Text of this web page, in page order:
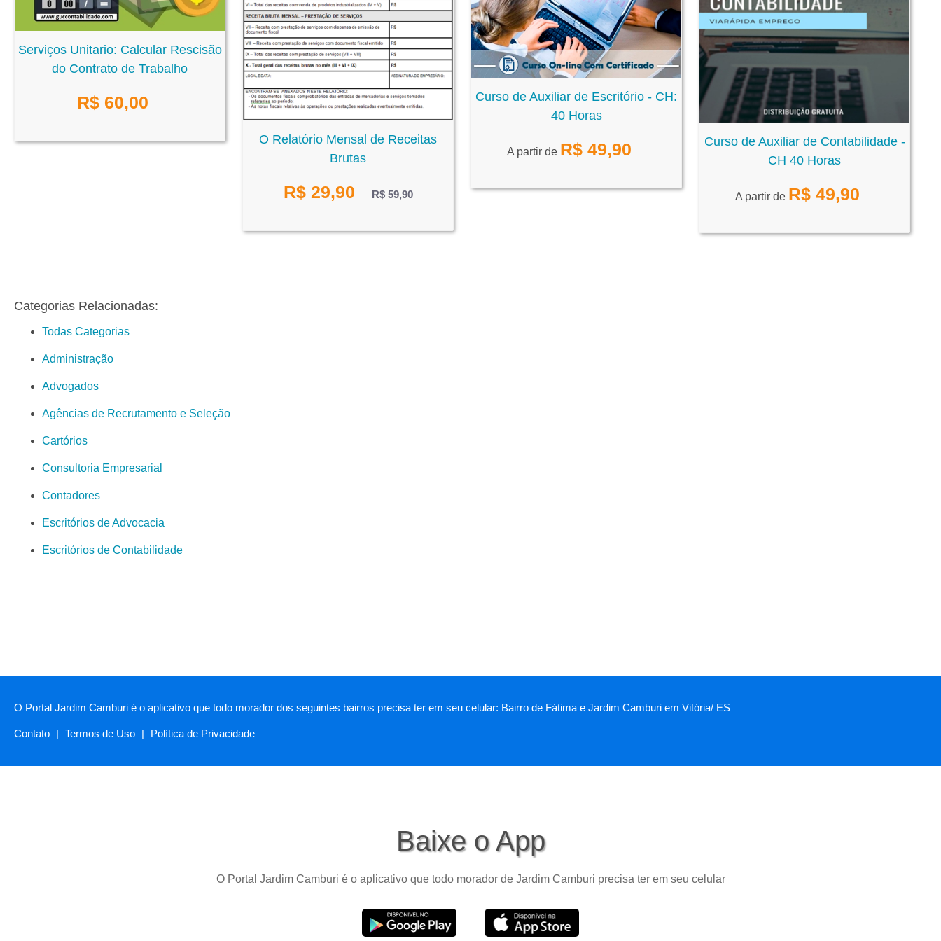
Serviços Unitario: Calcular Rescisão
do Contrato de Trabalho
R$ 60,00
O Relatório Mensal de Receitas
Brutas
R$ 29,90 R$ 59,90
Curso de Auxiliar de Escritório - CH:
40 Horas
A partir de R$ 49,90
Curso de Auxiliar de Contabilidade -
CH 40 Horas
A partir de R$ 49,90
Categorias Relacionadas:
Todas Categorias
Administração
Advogados
Agências de Recrutamento e Seleção
Cartórios
Consultoria Empresarial
Contadores
Escritórios de Advocacia
Escritórios de Contabilidade
O Portal Jardim Camburi é o aplicativo que todo morador dos seguintes bairros precisa ter em seu celular: Bairro de Fátima e Jardim Camburi em Vitória/ ES
Contato | Termos de Uso | Política de Privacidade
Baixe o App
O Portal Jardim Camburi é o aplicativo que todo morador de Jardim Camburi precisa ter em seu celular